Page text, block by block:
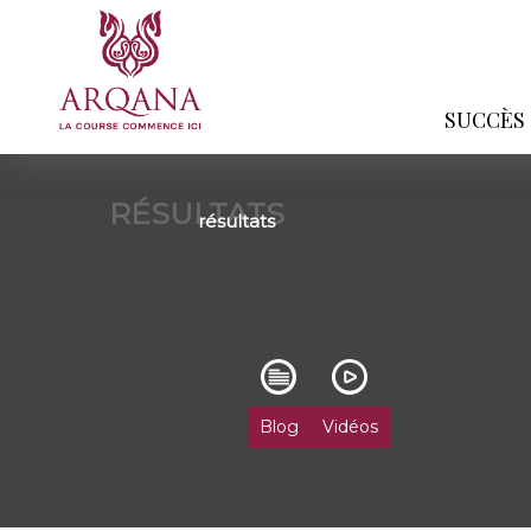
SUCCÈS
RÉSULTATS
résultats
Blog Vidéos